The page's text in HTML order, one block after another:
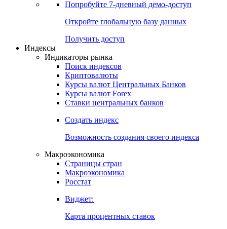
Попробуйте 7-дневный демо-доступ
Откройте глобальную базу данных
Получить доступ
Индексы
Индикаторы рынка
Поиск индексов
Криптовалюты
Курсы валют Центральных Банков
Курсы валют Forex
Ставки центральных банков
Создать индекс
Возможность создания своего индекса
Макроэкономика
Страницы стран
Макроэкономика
Росстат
Виджет:
Карта процентных ставок